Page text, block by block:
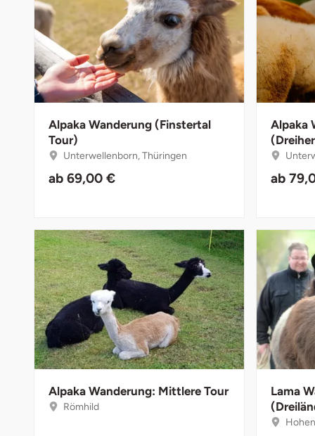
Alpaka Wanderung (Finstertal
Tour)
Unterwellenborn, Thüringen
ab 69,00 €
Alpaka
ab
Alpaka Wanderung: Mittlere Tour
Römhild
Lama
Bruchköbel
Bruchsal
Burghausen
Chemnitz
Coburg
Cottbus
Darmstadt
Deggendorf
Dessau
Münster
Nürnberg
Oberlausitz
Strausberg (Berlin/Brandenburg)
Sömmerda
Weimar
sächsische Schweiz